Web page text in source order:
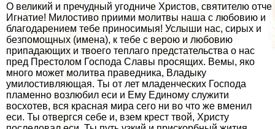
О великий и пречудный угодниче Христов, святителю отче
Игнатие! Милостиво приими молитвы наша с любовию и
благодарением тебе приносимыя! Услыши нас, сирых и
безпомощных (имена), к тебе с верою и любовию
припадающих и твоего теплаго предстательства о нас
пред Престолом Господа Славы просящих. Вемы, яко
много может молитва праведника, Владыку
умилостивляющая. Ты от лет младенческих Господа
пламенно возлюбил еси и Ему Единому служити
восхотев, вся красная мира сего ни во что же вменил
еси. Ты отвергся себе и, взем крест твой, Христу